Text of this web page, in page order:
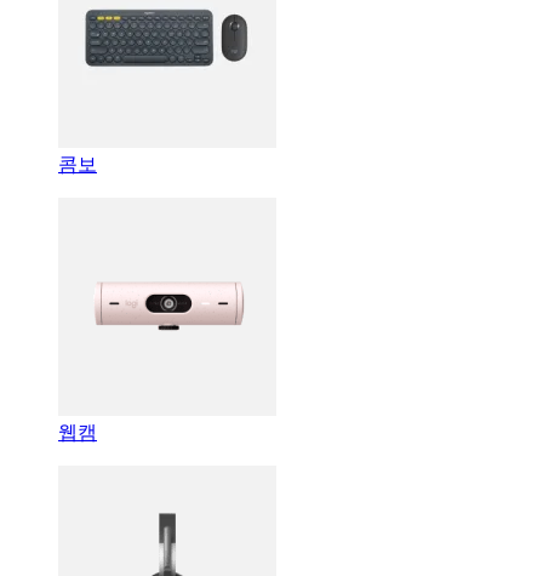
콤보
웹캠